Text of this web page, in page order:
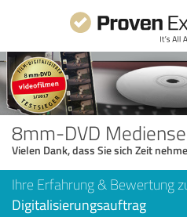
8mm-DVD
Vielen Dank, dass Sie sich Zeit
Ihre Erfahrung & Bewertung
Digitalisierungsauftrag